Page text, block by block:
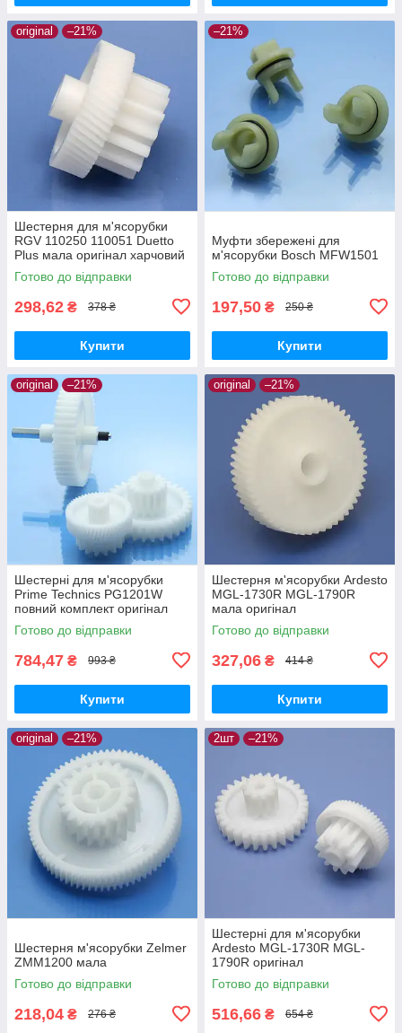
original –21%
Шестерня для м'ясорубки
RGV 110250 110051 Duetto
Plus мала оригінал харчовий
пластик
Готово до відправки
298,62 ₴ 378 ₴
Купити
–21%
Муфти збережені для
м'ясорубки Bosch MFW1501
Готово до відправки
197,50 ₴ 250 ₴
Купити
original –21%
Шестерні для м'ясорубки
Prime Technics PG1201W
повний комплект оригінал
харчовий пластик
Готово до відправки
784,47 ₴ 993 ₴
Купити
original –21%
Шестерня м'ясорубки Ardesto
MGL-1730R MGL-1790R
мала оригінал
Готово до відправки
327,06 ₴ 414 ₴
Купити
original –21%
Шестерня м'ясорубки Zelmer
ZMM1200 мала
Готово до відправки
218,04 ₴ 276 ₴
2шт –21%
Шестерні для м'ясорубки
Ardesto MGL-1730R MGL-
1790R оригінал
Готово до відправки
516,66 ₴ 654 ₴